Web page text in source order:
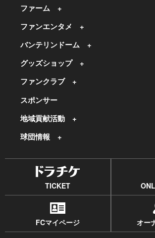
ファーム
ファンエンタメ
バンテリンドーム
グッズショップ
ファンクラブ
スポンサー
地域貢献活動
球団情報
TICKET
FCマイページ オー